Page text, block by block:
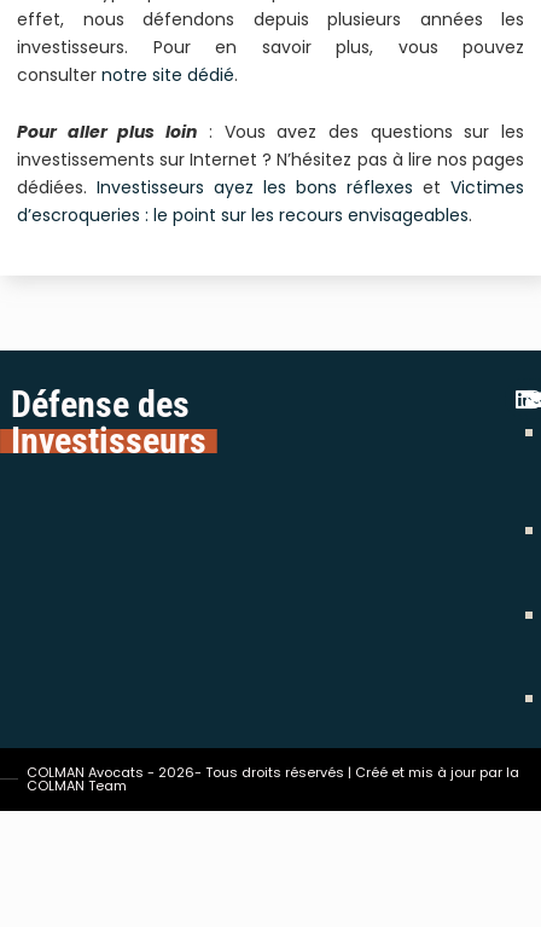
effet, nous défendons depuis plusieurs années les
investisseurs. Pour en savoir plus, vous pouvez
consulter notre site dédié.
Pour aller plus loin : Vous avez des questions sur les
investissements sur Internet ? N’hésitez pas à lire nos pages
dédiées. Investisseurs ayez les bons réflexes et Victimes
d’escroqueries : le point sur les recours envisageables.
Défense des
Investisseurs
COLMAN Avocats - 2026- Tous droits réservés | Créé et mis à jour par la
COLMAN Team